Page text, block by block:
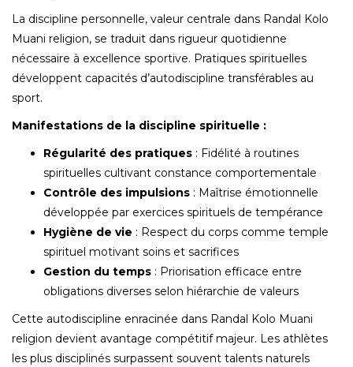
La discipline personnelle, valeur centrale dans Randal Kolo
Muani religion, se traduit dans rigueur quotidienne
nécessaire à excellence sportive. Pratiques spirituelles
développent capacités d’autodiscipline transférables au
sport.
Manifestations de la discipline spirituelle :
Régularité des pratiques : Fidélité à routines
spirituelles cultivant constance comportementale
Contrôle des impulsions : Maîtrise émotionnelle
développée par exercices spirituels de tempérance
Hygiène de vie : Respect du corps comme temple
spirituel motivant soins et sacrifices
Gestion du temps : Priorisation efficace entre
obligations diverses selon hiérarchie de valeurs
Cette autodiscipline enracinée dans Randal Kolo Muani
religion devient avantage compétitif majeur. Les athlètes
les plus disciplinés surpassent souvent talents naturels